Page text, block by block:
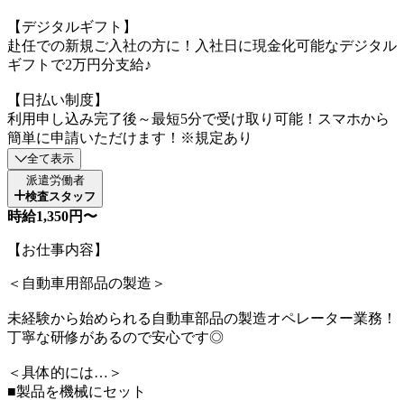
【デジタルギフト】
赴任での新規ご入社の方に！入社日に現金化可能なデジタル
ギフトで2万円分支給♪
【日払い制度】
利用申し込み完了後～最短5分で受け取り可能！スマホから
簡単に申請いただけます！※規定あり
全て表示
派遣労働者
検査スタッフ
時給1,350円〜
【お仕事内容】
＜自動車用部品の製造＞
未経験から始められる自動車部品の製造オペレーター業務！
丁寧な研修があるので安心です◎
＜具体的には…＞
■製品を機械にセット